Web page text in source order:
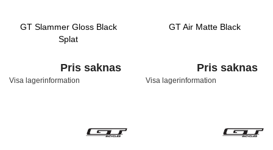
GT Slammer Gloss Black
Splat
Pris saknas
Visa lagerinformation
GT Air Matte Black
Pris saknas
Visa lagerinformation